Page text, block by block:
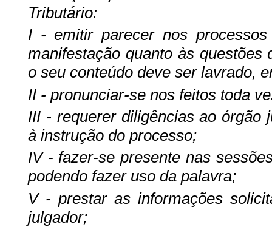
Tributário:
I - emitir parecer nos
manifestação quanto às
o seu conteúdo deve ser lavrado,
II - pronunciar-se nos feitos toda
III - requerer diligências ao órgão
à instrução do processo;
IV - fazer-se presente nas
podendo fazer uso da palavra;
V - prestar as informações
julgador;